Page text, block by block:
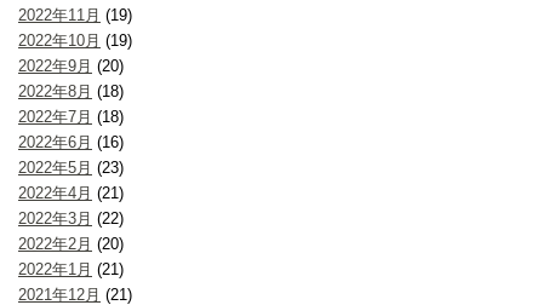
2022年11月 (19)
2022年10月 (19)
2022年9月 (20)
2022年8月 (18)
2022年7月 (18)
2022年6月 (16)
2022年5月 (23)
2022年4月 (21)
2022年3月 (22)
2022年2月 (20)
2022年1月 (21)
2021年12月 (21)